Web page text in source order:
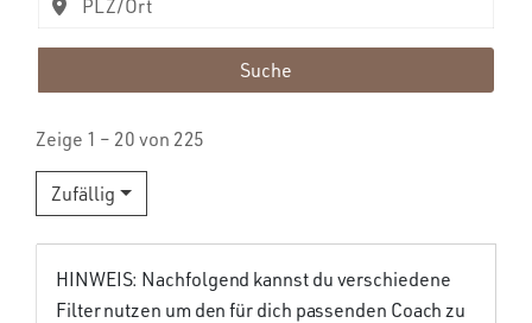
Suche
Zeige 1 – 20 von 225
Zufällig
HINWEIS: Nachfolgend kannst du verschiedene
Filter nutzen um den für dich passenden Coach zu